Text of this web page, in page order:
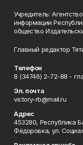
Учредитель:
информации
общество
Главный редактор
Телефон
8 (34746) 2-72-88 -
Эл. почта
victory-rb@mail.ru
Адрес
453280, Республика
Фёдоровка, ул.